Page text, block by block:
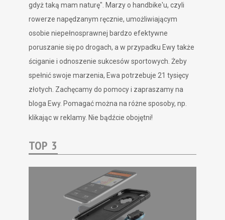
gdyż taką mam naturę". Marzy o handbike'u, czyli
rowerze napędzanym ręcznie, umożliwiającym
osobie niepełnosprawnej bardzo efektywne
poruszanie się po drogach, a w przypadku Ewy także
ściganie i odnoszenie sukcesów sportowych. Żeby
spełnić swoje marzenia, Ewa potrzebuje 21 tysięcy
złotych. Zachęcamy do pomocy i zapraszamy na
bloga Ewy. Pomagać można na różne sposoby, np.
klikając w reklamy. Nie bądźcie obojętni!
TOP 3